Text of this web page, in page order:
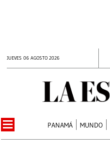
JUEVES 06 AGOSTO 2026
PANAMÁ MUNDO